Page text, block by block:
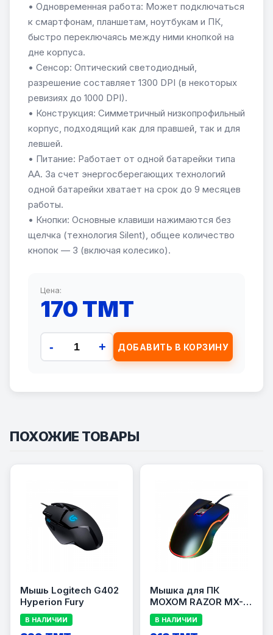
• Одновременная работа: Может подключаться
к смартфонам, планшетам, ноутбукам и ПК,
быстро переключаясь между ними кнопкой на
дне корпуса.
• Сенсор: Оптический светодиодный,
разрешение составляет 1300 DPI (в некоторых
ревизиях до 1000 DPI).
• Конструкция: Симметричный низкопрофильный
корпус, подходящий как для правшей, так и для
левшей.
• Питание: Работает от одной батарейки типа
АА. За счет энергосберегающих технологий
одной батарейки хватает на срок до 9 месяцев
работы.
• Кнопки: Основные клавиши нажимаются без
щелчка (технология Silent), общее количество
кнопок — 3 (включая колесико).
Цена:
170 TMT
- + ДОБАВИТЬ В КОРЗИНУ
ПОХОЖИЕ ТОВАРЫ
Мышь Logitech G402
Hyperion Fury
В НАЛИЧИИ
Мышка для ПК
MOXOM RAZOR MX-
MS10
В НАЛИЧИИ